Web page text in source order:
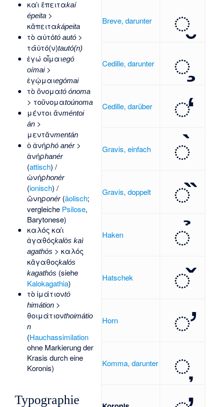
Breve, darunter ◌̮
Cedille, darunter ◌̧
Cedille, darüber ◌̒
Gravis, einfach ◌̀
Gravis, doppelt ◌̏
Haken ◌̉
Hatschek ◌̌
Horn ◌̛
Komma, darunter ◌̦
καὶ ἔπειταkaí
épeita>
κἄπειταkápeita
τὸ αὐτόtó autó>
τᾱὐτό(ν)tautó(n)
ἐγώ οἶμαιegó
oímai>
ἐγᾠμαιegómai
τὸ ὄνομαtó ónoma
> τοὔνομαtoúnoma
μέντοι ἄνméntoi
án>
μεντἄνmentán
ὁ ἀνήρhó anér>
ἁνήρhanér
(attisch) /
ὡνήρhonér
(ionisch) /
ὤνηρonér(äolisch;
vergleiche Psilose,
Barytonese)
καλός καὶ
ἀγαθόςkalòs kaì
agathós > καλός
κἄγαθοςkalós
kagathós (siehe
Kalokagathia)
τὸ ἱμάτιονtó
himátion>
θοιμάτιονthoimátio
n
(Hauchassimilation
ohne Markierung der
Krasis durch eine
Koronis)
Typographie